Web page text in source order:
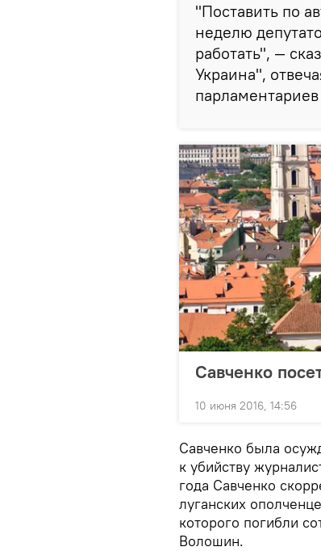
"Поставить по
неделю
работать", —
Украина",
Савченко
10 июня 2016, 14:56
Савченко была
к убийству
года Савченко
луганских
которого погибли
Волошин.